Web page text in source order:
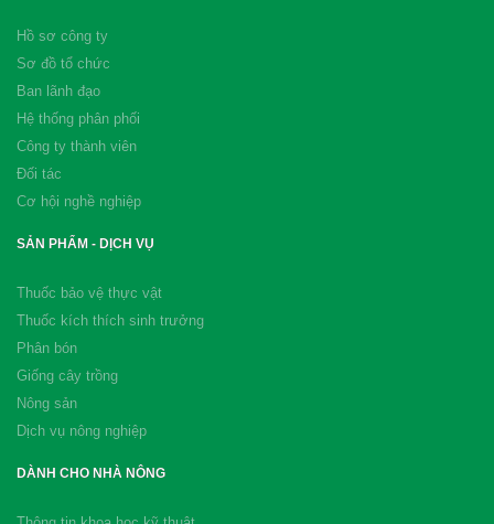
Hồ sơ công ty
Sơ đồ tổ chức
Ban lãnh đạo
Hệ thống phân phối
Công ty thành viên
Đối tác
Cơ hội nghề nghiệp
SẢN PHẨM - DỊCH VỤ
Thuốc bảo vệ thực vật
Thuốc kích thích sinh trưởng
Phân bón
Giống cây trồng
Nông sản
Dịch vụ nông nghiệp
DÀNH CHO NHÀ NÔNG